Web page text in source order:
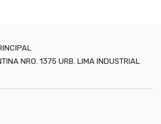
NRO. 1375 URB. LIMA INDUSTRIAL